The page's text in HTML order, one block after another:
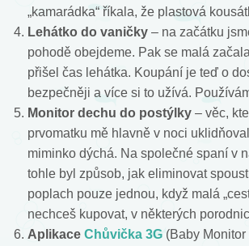
„kamarádka“ říkala, že plastová
Lehátko do vaničky– na začátku
pohodě obejdeme. Pak se malá
přišel čas lehátka. Koupání je teď o
bezpečněji a více si to užívá.
Monitor dechu do postýlky– věc,
prvomatku mě hlavně v noci
miminko dýchá. Na společné spaní v
tohle byl způsob, jak eliminovat
poplach pouze jednou, když malá
nechceš kupovat, v některých
Aplikace Chůvička 3G(Baby Monitor